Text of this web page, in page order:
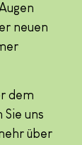
neuen
dem
uns
über